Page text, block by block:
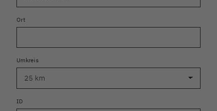
Ort
Umkreis
ID